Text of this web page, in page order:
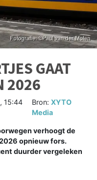
GAAT
2026
15:44
Bron:XYTO
Media
verhoogt de
opnieuw fors.
duurder vergeleken